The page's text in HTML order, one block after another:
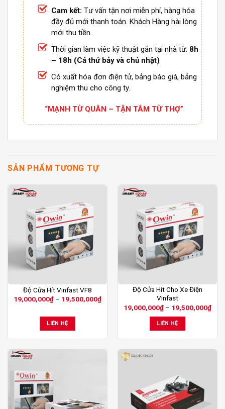
Cam kết: Tư vấn tận nơi miễn phí, hàng hóa
đầy đủ mới thanh toán. Khách Hàng hài lòng
mới thu tiền.
Thời gian làm việc kỹ thuật gắn tại nhà từ: 8h
– 18h (Cả thứ bảy và chủ nhật)
Có xuất hóa đơn điện tử, bảng báo giá, bảng
nghiệm thu cho công ty.
“MẠNH TỪ QUÂN – TẬN TÂM TỪ THỢ”
SẢN PHẨM TƯƠNG TỰ
Độ Cửa Hít Vinfast VF8
19,000,000₫ – 19,500,000₫Khoảng
LIÊN HỆ
Sản
phẩm
thể.
tùy
chọn
có
thể
Độ Cửa Hít Cho Xe Điện
Vinfast
19,000,000₫ – 19,500,000₫
LIÊN HỆ
Sản
này
thể.
Các
thể